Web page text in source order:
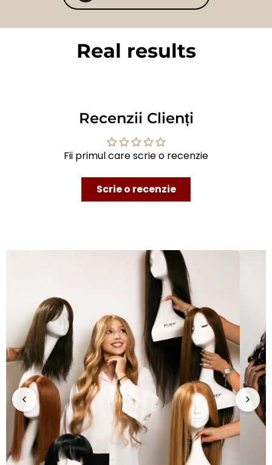
Real results
Recenzii Clienți
Fii primul care scrie o recenzie
Scrie o recenzie